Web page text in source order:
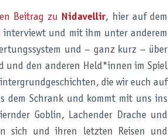
Beitrag zu Nidavellir, hier auf dem
interviewt und mit ihm unter anderem
und – ganz kurz – über
und den anderen Held*innen im Spiel
die wir euch auf
dem Schrank und kommt mit uns ins
Goblin, Lachender Drache und
sich und ihren letzten Reisen und